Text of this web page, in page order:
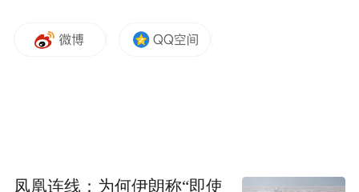
凤凰连线：为何伊朗称“即使